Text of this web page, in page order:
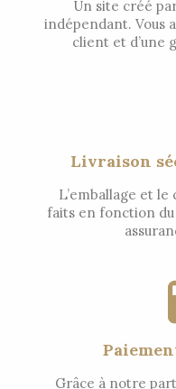
Un site créé
indépendant. Vous
client et d’une
Livraison
L’emballage et
faits en fonction
Grâce à notre